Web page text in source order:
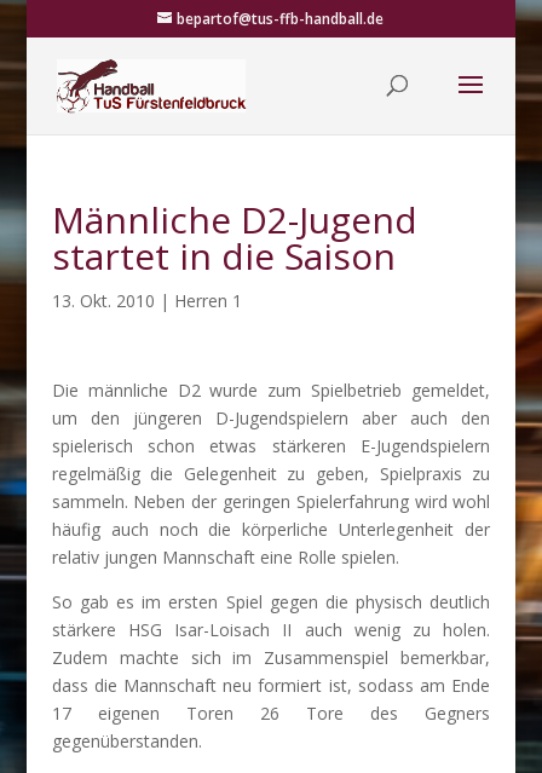
bepartof@tus-ffb-handball.de
Männliche D2-Jugend
startet in die Saison
13. Okt. 2010 | Herren 1
Die männliche D2 wurde zum Spielbetrieb gemeldet,
um den jüngeren D-Jugendspielern aber auch den
spielerisch schon etwas stärkeren E-Jugendspielern
regelmäßig die Gelegenheit zu geben, Spielpraxis zu
sammeln. Neben der geringen Spielerfahrung wird wohl
häufig auch noch die körperliche Unterlegenheit der
relativ jungen Mannschaft eine Rolle spielen.
So gab es im ersten Spiel gegen die physisch deutlich
stärkere HSG Isar-Loisach II auch wenig zu holen.
Zudem machte sich im Zusammenspiel bemerkbar,
dass die Mannschaft neu formiert ist, sodass am Ende
17 eigenen Toren 26 Tore des Gegners
gegenüberstanden.